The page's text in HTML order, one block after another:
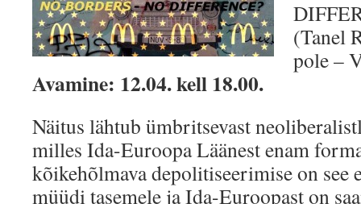
(Tanel
pole –
Avamine: 12.04. kell 18.00.
Näitus lähtub ümbritsevast
milles Ida-Euroopa Läänest enam
kõikehõlmava depolitiseerimise on see
müüdi tasemele ja Ida-Euroopast on